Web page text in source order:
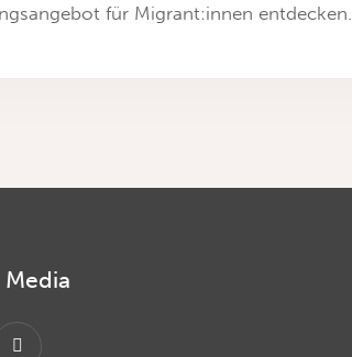
für Migrant:innen entdecken.
Media